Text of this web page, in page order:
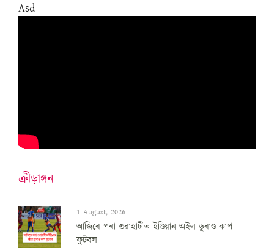
Asd
ক্ৰীড়াঙ্গন
1 August, 2026
আজিৰে পৰা গুৱাহাটীত ইণ্ডিয়ান অইল ডুৰাণ্ড কাপ
ফুটবল